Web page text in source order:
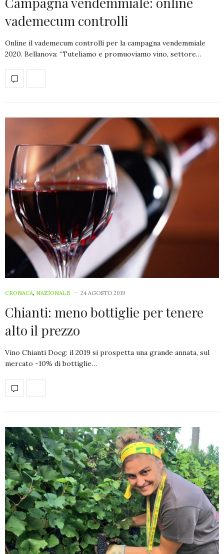
vademecum controlli
Online il vademecum controlli per la campagna vendemmiale
2020. Bellanova: “Tuteliamo e promuoviamo vino, settore…
CRONACA, NAZIONALE 24 AGOSTO 2019
Chianti: meno bottiglie per tenere
alto il prezzo
Vino Chianti Docg: il 2019 si prospetta una grande annata, sul
mercato -10% di bottiglie…